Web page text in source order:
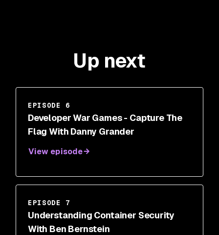
Up next
EPISODE 6
Developer War Games - Capture The
Flag With Danny Grander
View episode
EPISODE 7
Understanding Container Security
With Ben Bernstein